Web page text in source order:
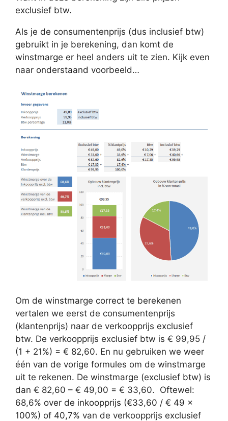
exclusief btw.
Als je de consumentenprijs (dus inclusief btw)
gebruikt in je berekening, dan komt de
winstmarge er heel anders uit te zien. Kijk even
naar onderstaand voorbeeld…
Om de winstmarge correct te berekenen
vertalen we eerst de consumentenprijs
(klantenprijs) naar de verkoopprijs exclusief
btw. De verkoopprijs exclusief btw is € 99,95 /
(1 + 21%) = € 82,60. En nu gebruiken we weer
één van de vorige formules om de winstmarge
uit te rekenen. De winstmarge (exclusief btw) is
dan € 82,60 – € 49,00 = € 33,60. Oftewel:
68,6% over de inkoopprijs (€33,60 / € 49 x
100%) of 40,7% van de verkoopprijs exclusief